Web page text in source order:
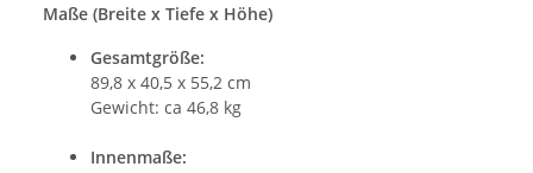
Maße (Breite x Tiefe x Höhe)
Gesamtgröße:
89,8 x 40,5 x 55,2 cm
Gewicht: ca 46,8 kg
Innenmaße: